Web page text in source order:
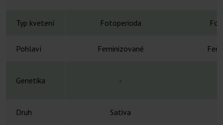
Typ kvetení Fotoperioda
Pohlaví Feminizované
Genetika -
Druh Sativa